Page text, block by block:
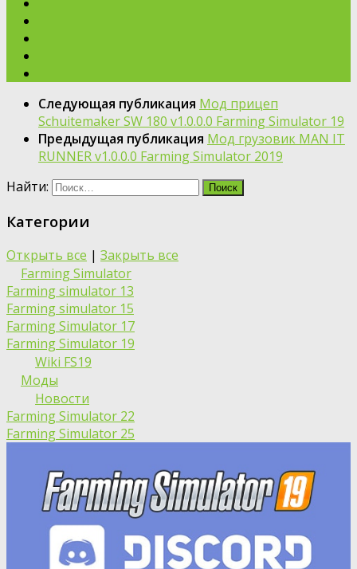
Следующая публикация Мод прицеп
Schuitemaker SW 180 v1.0.0.0 Farming Simulator 19
Предыдущая публикация Мод грузовик MAN IT
RUNNER v1.0.0.0 Farming Simulator 2019
Найти:
Категории
Открыть все | Закрыть все
Farming Simulator
Farming simulator 13
Farming simulator 15
Farming Simulator 17
Farming Simulator 19
Wiki FS19
Моды
Новости
Farming Simulator 22
Farming Simulator 25